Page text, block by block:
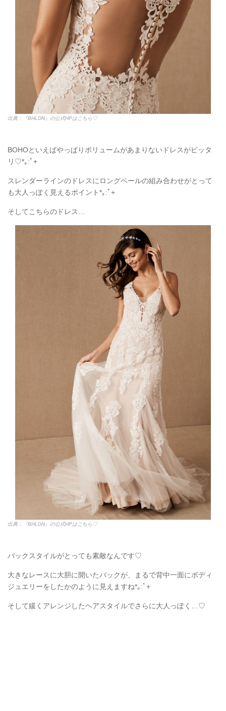
出典：『BHLDN』の公式HPはこちら♡
BOHOといえばやっぱりボリュームがあまりないドレスがピッタ
リ♡*｡:ﾟ+
スレンダーラインのドレスにロングベールの組み合わせがとって
も大人っぽく見えるポイント*｡:ﾟ+
そしてこちらのドレス…
出典：『BHLDN』の公式HPはこちら♡
バックスタイルがとっても素敵なんです♡
大きなレースに大胆に開いたバックが、まるで背中一面にボディ
ジュエリーをしたかのように見えますね*｡:ﾟ+
そして緩くアレンジしたヘアスタイルでさらに大人っぽく…♡